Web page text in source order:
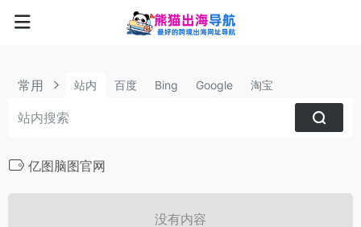
常用 站内 百度 Bing Google 淘宝
亿图脑图官网
没有内容